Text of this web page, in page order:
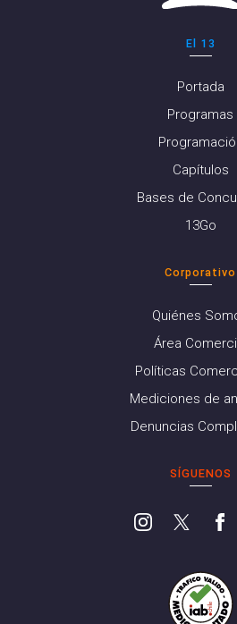
El 13
Portada
Programas
Capítulos
Bases de
13Go
Corporativo
Quiénes
Área
Políticas
Mediciones de
Denuncias
SÍGUENOS